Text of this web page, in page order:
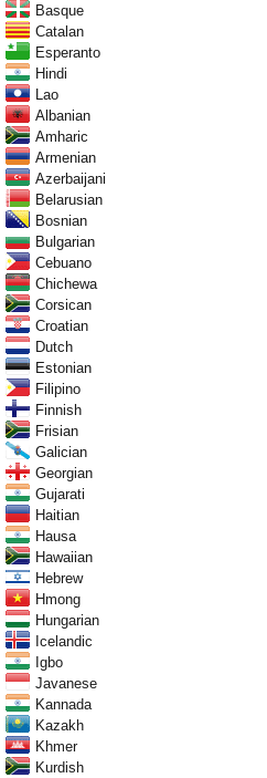
Basque
Catalan
Esperanto
Hindi
Lao
Albanian
Amharic
Armenian
Azerbaijani
Belarusian
Bosnian
Bulgarian
Cebuano
Chichewa
Corsican
Croatian
Dutch
Estonian
Filipino
Finnish
Frisian
Galician
Georgian
Gujarati
Haitian
Hausa
Hawaiian
Hebrew
Hmong
Hungarian
Icelandic
Igbo
Javanese
Kannada
Kazakh
Khmer
Kurdish